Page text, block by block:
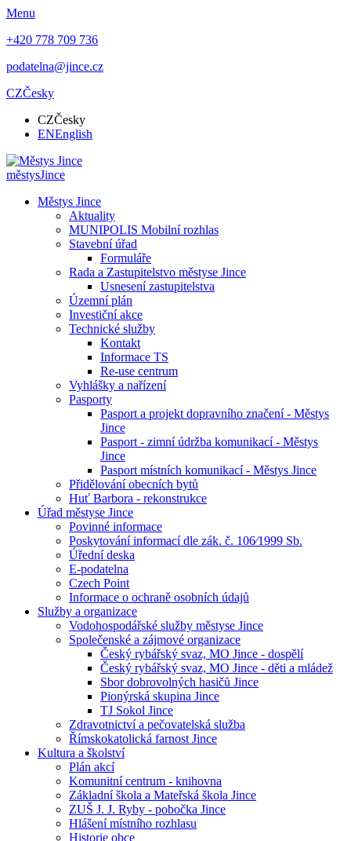
Menu
+420 778 709 736
podatelna@jince.cz
CZČesky
CZČesky
ENEnglish
městysJince
Městys Jince
Aktuality
MUNIPOLIS Mobilní rozhlas
Stavební úřad
Formuláře
Rada a Zastupitelstvo městyse Jince
Usnesení zastupitelstva
Územní plán
Investiční akce
Technické služby
Kontakt
Informace TS
Re-use centrum
Vyhlášky a nařízení
Pasporty
Pasport a projekt dopravního značení - Městys
Jince
Pasport - zimní údržba komunikací - Městys
Jince
Pasport místních komunikací - Městys Jince
Přidělování obecních bytů
Huť Barbora - rekonstrukce
Úřad městyse Jince
Povinné informace
Poskytování informací dle zák. č. 106⁄1999 Sb.
Úřední deska
E-podatelna
Czech Point
Informace o ochraně osobních údajů
Služby a organizace
Vodohospodářské služby městyse Jince
Společenské a zájmové organizace
Český rybářský svaz, MO Jince - dospělí
Český rybářský svaz, MO Jince - děti a mládež
Sbor dobrovolných hasičů Jince
Pionýrská skupina Jince
TJ Sokol Jince
Zdravotnictví a pečovatelská služba
Římskokatolická farnost Jince
Kultura a školství
Plán akcí
Komunitní centrum - knihovna
Základní škola a Mateřská škola Jince
ZUŠ J. J. Ryby - pobočka Jince
Hlášení místního rozhlasu
Historie obce